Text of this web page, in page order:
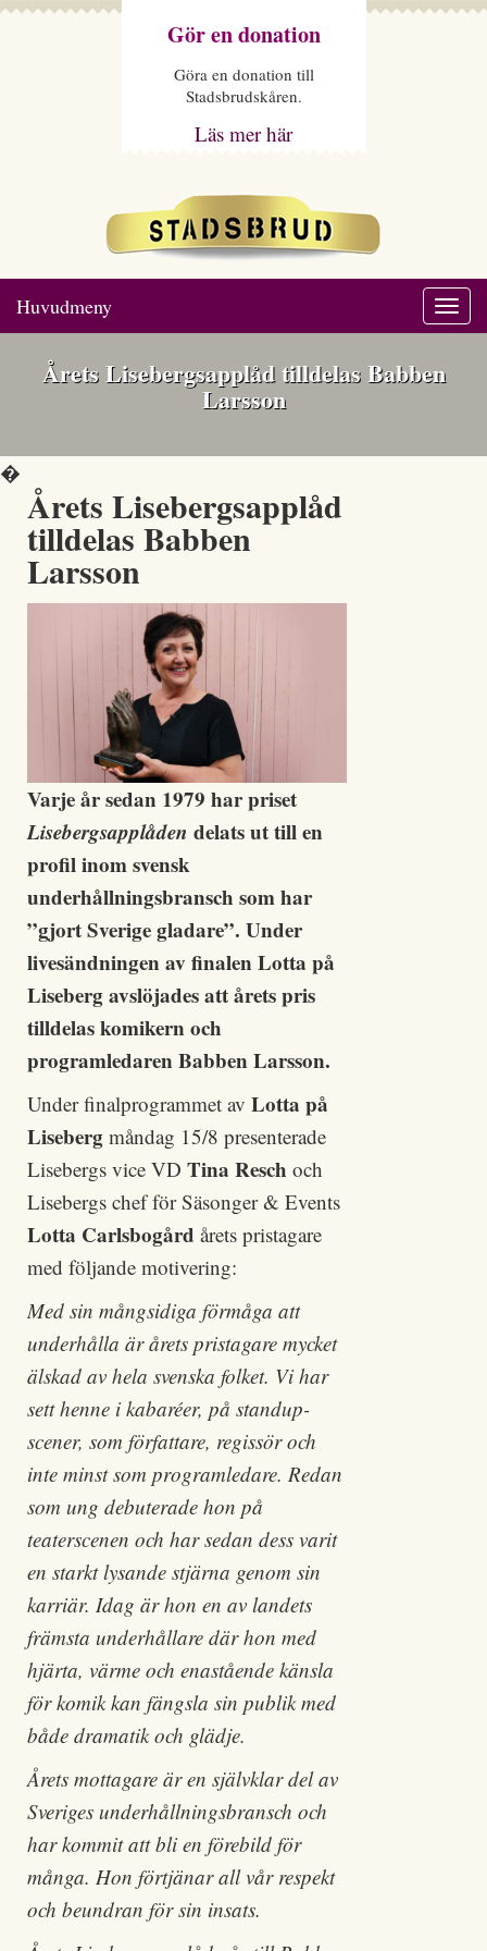
Gör en donation
Göra en donation till
Stadsbrudskåren.
Läs mer här
Huvudmeny
Årets Lisebergsapplåd tilldelas Babben
Larsson
�
Årets Lisebergsapplåd
tilldelas Babben
Larsson
Varje år sedan 1979 har priset
Lisebergsapplåden delats ut till en
profil inom svensk
underhållningsbransch som har
”gjort Sverige gladare”. Under
livesändningen av finalen Lotta på
Liseberg avslöjades att årets pris
tilldelas komikern och
programledaren Babben Larsson.
Under finalprogrammet av Lotta på
Liseberg måndag 15/8 presenterade
Lisebergs vice VD Tina Resch och
Lisebergs chef för Säsonger & Events
Lotta Carlsbogård årets pristagare
med följande motivering:
Med sin mångsidiga förmåga att
underhålla är årets pristagare mycket
älskad av hela svenska folket. Vi har
sett henne i kabaréer, på standup-
scener, som författare, regissör och
inte minst som programledare. Redan
som ung debuterade hon på
teaterscenen och har sedan dess varit
en starkt lysande stjärna genom sin
karriär. Idag är hon en av landets
främsta underhållare där hon med
hjärta, värme och enastående känsla
för komik kan fängsla sin publik med
både dramatik och glädje.
Årets mottagare är en självklar del av
Sveriges underhållningsbransch och
har kommit att bli en förebild för
många. Hon förtjänar all vår respekt
och beundran för sin insats.